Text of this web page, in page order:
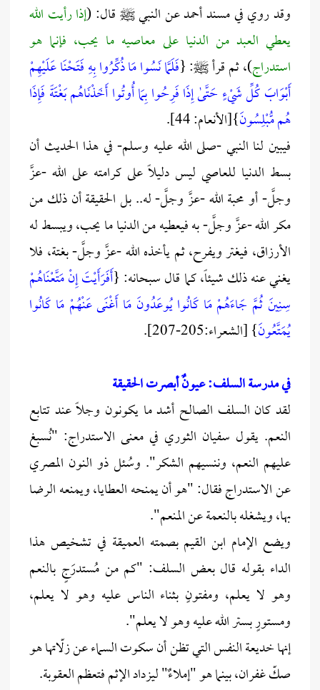
وقد روي في مسند أحمد عن النبي ﷺ قال: (إذا رأيت الله
يعطي العبد من الدنيا على معاصيه ما يحب، فإنما هو
استدراج)، ثم قرأ ﷺ: {فَلَمَّا نَسُوا مَا ذُكِّرُوا بِهِ فَتَحْنَا عَلَيْهِمْ
أَبْوَابَ كُلِّ شَيْءٍ حَتَّىٰ إِذَا فَرِحُوا بِمَا أُوتُوا أَخَذْنَاهُم بَغْتَةً فَإِذَا
هُم مُّبْلِسُونَ}[الأنعام: 44].
فيبين لنا النبي -صلى الله عليه وسلم- في هذا الحديث أن
بسط الدنيا للعاصي ليس دليلاً على كرامته على الله -عزَّ
وجلَّ- أو محبة الله -عزَّ وجلَّ- له.. بل الحقيقة أن ذلك من
مكر الله -عزَّ وجلَّ- به فيعطيه من الدنيا ما يحب، ويبسط له
الأرزاق، فيغتر ويفرح، ثم يأخذه الله -عزَّ وجلَّ- بغتة، فلا
يغني عنه ذلك شيئاً، كما قال سبحانه: {أَفَرَأَيْتَ إِنْ مَتَّعْنَاهُمْ
سِنِينَ ثُمَّ جَاءَهُمْ مَا كَانُوا يُوعَدُونَ مَا أَغْنَى عَنْهُمْ مَا كَانُوا
يُمَتَّعُونَ} [الشعراء:205-207].
في مدرسة السلف: عيونٌ أبصرت الحقيقة
لقد كان السلف الصالح أشد ما يكونون وجلاً عند تتابع
النعم. يقول سفيان الثوري في معنى الاستدراج: "نُسبغ
عليهم النعم، وننسيهم الشكر". وسُئل ذو النون المصري
عن الاستدراج فقال: "هو أن يمنحه العطايا، ويمنعه الرضا
بها، ويشغله بالنعمة عن المنعم".
ويضع الإمام ابن القيم بصمته العميقة في تشخيص هذا
الداء بقوله قال بعض السلف: "كم من مُستدرَجٍ بالنعم
وهو لا يعلم، ومفتونٍ بثناء الناس عليه وهو لا يعلم،
ومستورٍ بستر الله عليه وهو لا يعلم".
إنها خديعة النفس التي تظن أن سكوت السماء عن زلّاتها هو
صكّ غفران، بينما هو "إملاءٌ" ليزداد الإثم فتعظم العقوبة.